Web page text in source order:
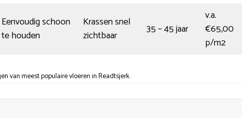
Eenvoudig schoon
te houden
Krassen snel
zichtbaar
35 – 45 jaar
v.a.
€65,00
p/m2
van meest populaire vloeren in Readtsjerk.